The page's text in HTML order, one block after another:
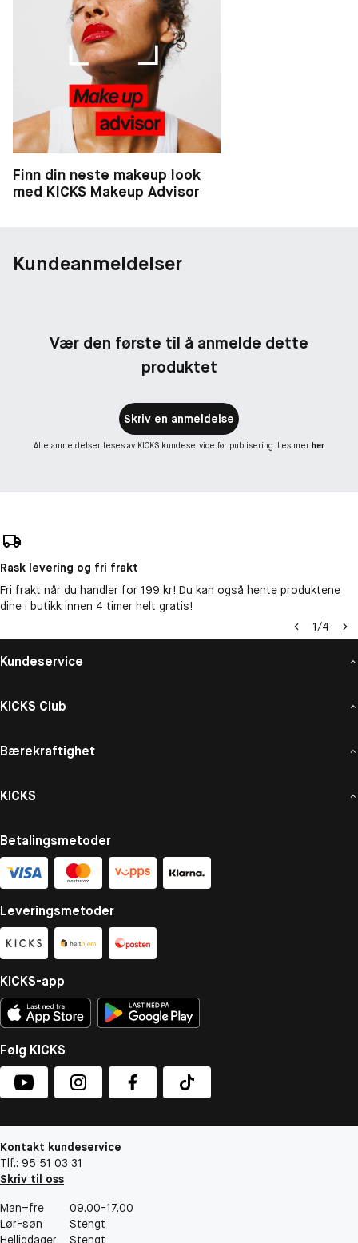
Finn din neste makeup look
med KICKS Makeup Advisor
Kundeanmeldelser
Vær den første til å anmelde dette
produktet
Skriv en anmeldelse
Alle anmeldelser leses av KICKS kundeservice før publisering. Les mer her
Rask levering og fri frakt
Fri frakt når du handler for 199 kr! Du kan også hente produktene
dine i butikk innen 4 timer helt gratis!
1/4
Kundeservice
KICKS Club
Bærekraftighet
KICKS
Betalingsmetoder
Leveringsmetoder
KICKS-app
Følg KICKS
Kontakt kundeservice
Tlf.: 95 51 03 31
Skriv til oss
Man–fre
09.00-17.00
Lør-søn
Stengt
Helligdager
Stengt